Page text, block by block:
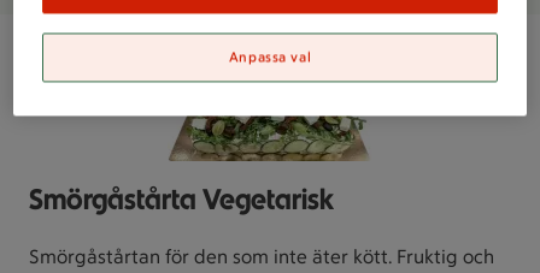
Smörgåstårta Vegetarisk
Smörgåstårtan för den som inte äter kött. Fruktig och
Anpassa val